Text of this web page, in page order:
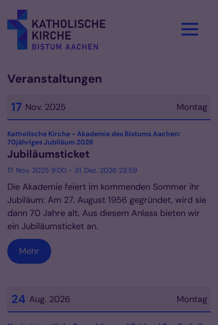
Veranstaltungen
Montag
17 Nov. 2025
Datum: 17. November 2025
Katholische Kirche - Akademie des Bistums Aachen:
70jähriges Jubiläum 2026
Jubiläumsticket
17. Nov. 2025 9:00 - 31. Dez. 2026 23:59
Die Akademie feiert im kommenden Sommer ihr
Jubiläum: Am 27. August 1956 gegründet, wird sie
dann 70 Jahre alt. Aus diesem Anlass bieten wir
ein Jubiläumsticket an.
Mehr
Montag
24 Aug. 2026
Datum: 24. August 2026